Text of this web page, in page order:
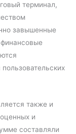
терминал,
завышенные
также и
и
составляли